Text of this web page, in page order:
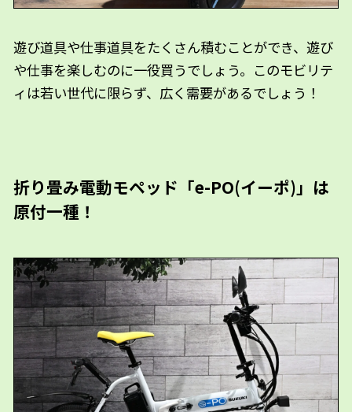
遊び道具や仕事道具をたくさん積むことができ、遊び
や仕事を楽しむのに一役買うでしょう。このモビリテ
ィは若い世代に限らず、広く需要があるでしょう！
折り畳み電動モペッド「e-PO(イーポ)」は
原付一種！